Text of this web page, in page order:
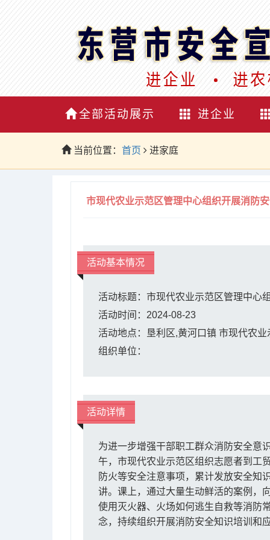
全部活动展示 进企业
当前位置： 首页 进家庭
市现代农业示范区管理中心组织开展消防
活动基本情况
活动标题：市现代农业示范区管理中心
活动时间：2024-08-23
活动地点：垦利区,黄河口镇 市现代农业
组织单位：
活动详情
为进一步增强干部职工群众消防安全意
午，市现代农业示范区组织志愿者到工
防火等安全注意事项，累计发放安全知
讲。课上，通过大量生动鲜活的案例，
使用灭火器、火场如何逃生自救等消防
念，持续组织开展消防安全知识培训和